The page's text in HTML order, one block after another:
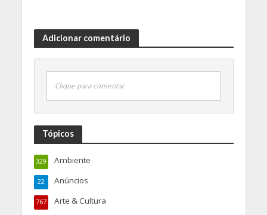
Adicionar comentário
Clique para comentar
Tópicos
Ambiente
329
Anúncios
22
Arte & Cultura
767